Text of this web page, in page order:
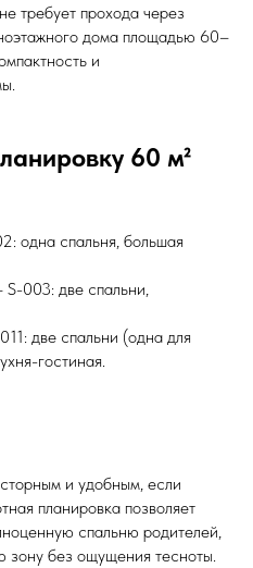
требует прохода через
дома площадью 60–
и
60 м²
одна спальня, большая
003: две спальни,
две спальни (одна для
гостиная.
и удобным, если
планировка позволяет
спальню родителей,
без ощущения тесноты.